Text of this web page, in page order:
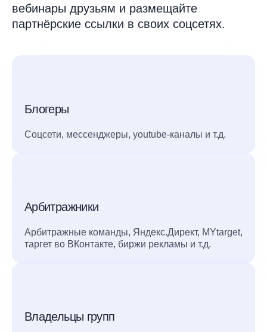
вебинары друзьям и размещайте
партнёрские ссылки в своих соцсетях.
Блогеры
Соцсети, мессенджеры, youtube-каналы и т.д.
Арбитражники
Арбитражные команды, Яндекс.Директ, MYtarget,
таргет во ВКонтакте, биржи рекламы и т.д.
Владельцы групп